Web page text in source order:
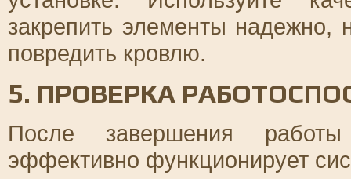
закрепить элементы
повредить кровлю.
5. ПРОВЕРКА
После завершения
эффективно функционирует